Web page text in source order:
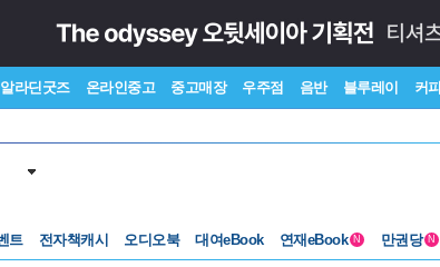
알라딘굿즈 온라인중고 중고매장 우주점 음반 블루레이 커피
트 전자책캐시 오디오북 대여eBook 연재eBook N 만권당 N